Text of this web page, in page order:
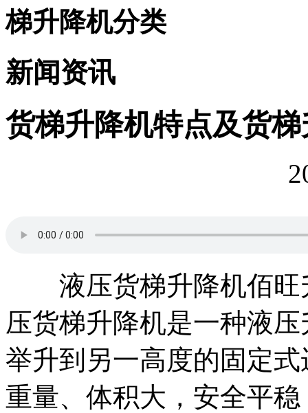
梯升降机分类
新闻资讯
货梯升降机特点及货
液压货梯升降机佰旺
压货梯升降机是一种液
举升到另一高度的固定
重量、体积大，安全平